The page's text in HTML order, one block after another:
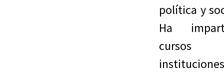
política y
Ha
cursos